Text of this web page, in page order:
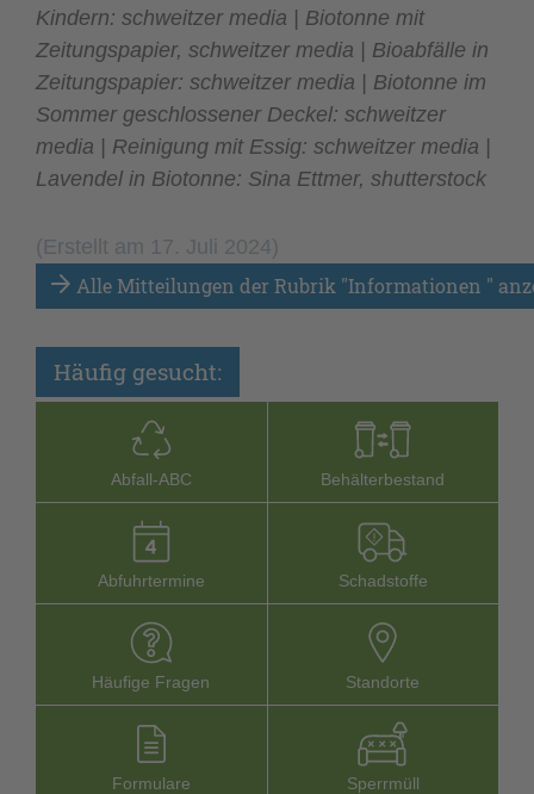
Kindern: schweitzer media | Biotonne mit
Zeitungspapier, schweitzer media | Bioabfälle in
Zeitungspapier: schweitzer media | Biotonne im
Sommer geschlossener Deckel: schweitzer
media | Reinigung mit Essig: schweitzer media |
Lavendel in Biotonne: Sina Ettmer, shutterstock
(Erstellt am 17. Juli 2024)
Alle Mitteilungen der Rubrik "Informationen "
Häufig gesucht:
Abfall-­ABC Behälterbestand
Abfuhrtermine Schadstoffe
Häufige Fragen Stand­orte
Formu­lare Sperr­müll